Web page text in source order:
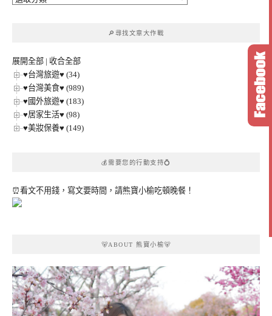
🔎尋找文章大作戰
展開全部 | 收合全部
♥台灣旅遊♥ (34)
♥台灣美食♥ (989)
♥國外旅遊♥ (183)
♥居家生活♥ (98)
♥美妝保養♥ (149)
💰需要您的行動支持💍
⏰看文不用錢，寫文要時間，請熊寶小榆吃頓晚餐！
🐻ABOUT 熊寶小榆🐻